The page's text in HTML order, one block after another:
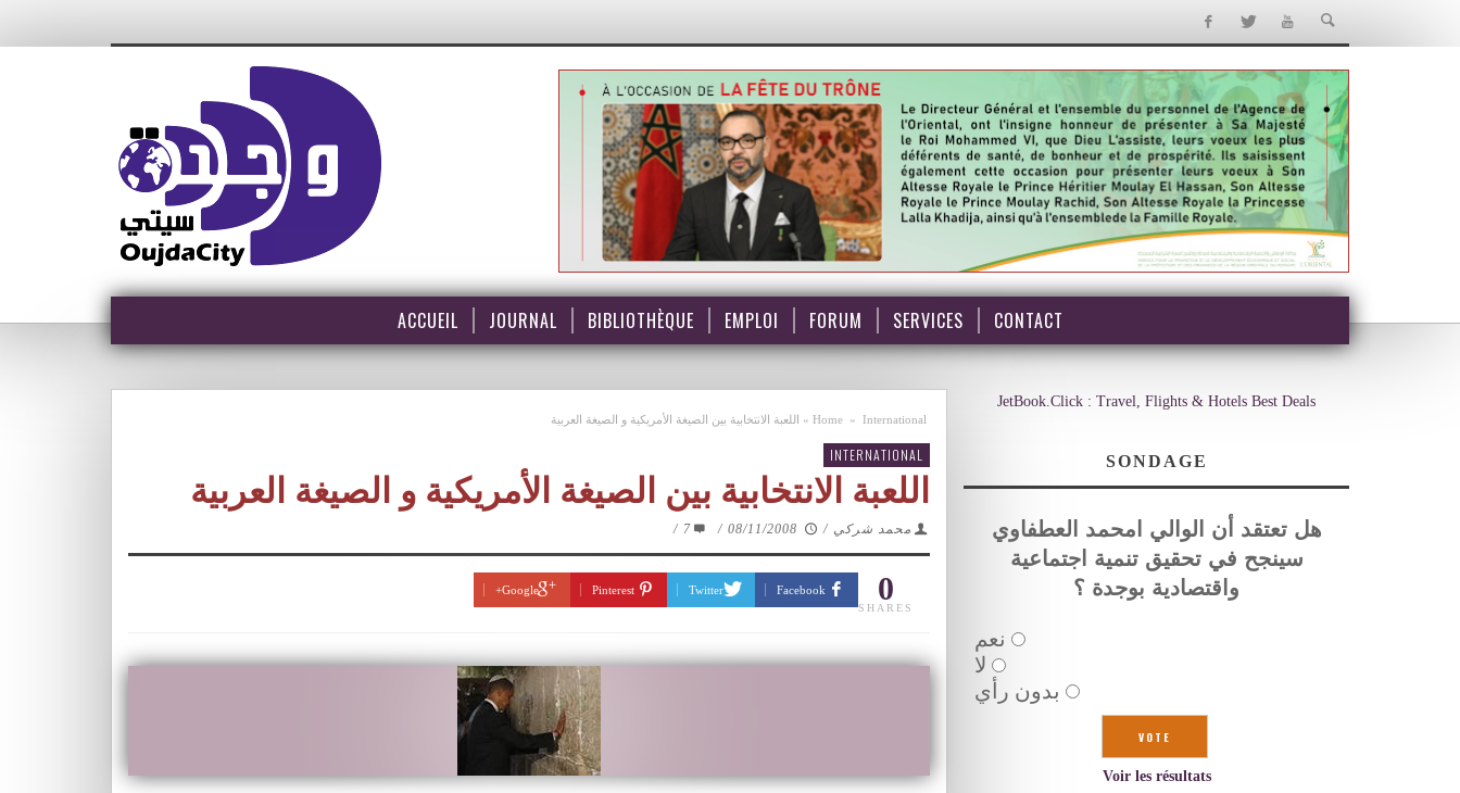
ACCUEIL JOURNAL BIBLIOTHÈQUE EMPLOI FORUM SERVICES CONTACT
Home » International
» اللعبة الانتخابية بين الصيغة الأمريكية و الصيغة العربية
INTERNATIONAL
اللعبة الانتخابية بين الصيغة الأمريكية و الصيغة العربية
محمد شركي /
08/11/2008
/
7
/
0
SHARES
Facebook
Twitter
Pinterest
Google+
JetBook.Click : Travel, Flights & Hotels Best Deals
SONDAGE
هل تعتقد أن الوالي امحمد العطفاوي
سينجح في تحقيق تنمية اجتماعية
واقتصادية بوجدة ؟
نعم
لا
بدون رأي
Voir les résultats